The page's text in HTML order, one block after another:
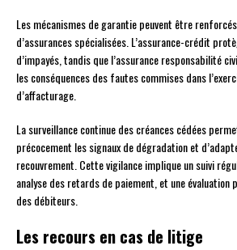
Les mécanismes de garantie peuvent être
d’assurances spécialisées. L’assurance-crédit
d’impayés, tandis que l’assurance responsabilité
les conséquences des fautes commises dans
d’affacturage.
La surveillance continue des créances cédées
précocement les signaux de dégradation et
recouvrement. Cette vigilance implique un suivi
analyse des retards de paiement, et une évaluation
des débiteurs.
Les recours en cas de litige